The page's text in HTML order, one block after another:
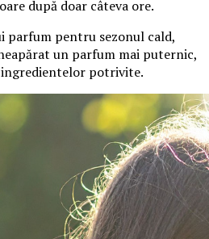
după doar câteva ore.
parfum pentru sezonul cald,
un parfum mai puternic,
potrivite.